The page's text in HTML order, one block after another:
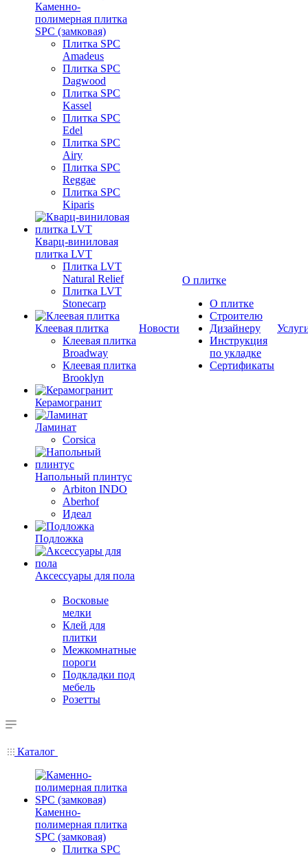
Каменно-
полимерная плитка
SPC (замковая)
Плитка SPC
Amadeus
Плитка SPC
Dagwood
Плитка SPC
Kassel
Плитка SPC
Edel
Плитка SPC
Airy
Плитка SPC
Reggae
Плитка SPC
Kiparis
Кварц-виниловая
плитка LVT
Плитка LVT
Natural Relief
Плитка LVT
Stonecarp
Клеевая плитка
Клеевая плитка
Broadway
Клеевая плитка
Brooklyn
Керамогранит
Ламинат
Corsica
Напольный плинтус
Arbiton INDO
Aberhof
Идеал
Подложка
Аксессуары для пола
Восковые
мелки
Клей для
плитки
Межкомнатные
пороги
Подкладки под
мебель
Розетты
Новости
О плитке
О плитке
Строителю
Дизайнеру
Инструкция
по укладке
Сертификаты
Каталог
Каменно-
полимерная плитка
SPC (замковая)
Плитка SPC